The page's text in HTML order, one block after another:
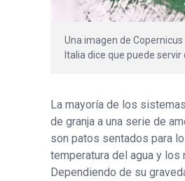
Una imagen de
Italia dice que puede
La mayoría de los
de granja a una serie de
son patos sentados para
temperatura del agua y
Dependiendo de su